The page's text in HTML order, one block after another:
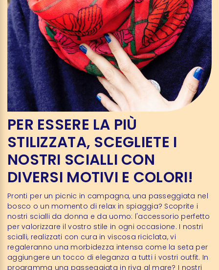
PER ESSERE LA PIÙ
STILIZZATA, SCEGLIETE I
NOSTRI SCIALLI CON
DIVERSI MOTIVI E COLORI!
Pronti per un picnic in campagna, una passeggiata nel
bosco o un momento di relax in spiaggia? Scoprite i
nostri scialli da donna e da uomo: l'accessorio perfetto
per valorizzare il vostro stile in ogni occasione. I nostri
scialli, realizzati con cura in viscosa riciclata, vi
regaleranno una morbidezza intensa come la seta per
aggiungere un tocco di eleganza a tutti i vostri outfit. In
programma una passeggiata in riva al mare? I nostri